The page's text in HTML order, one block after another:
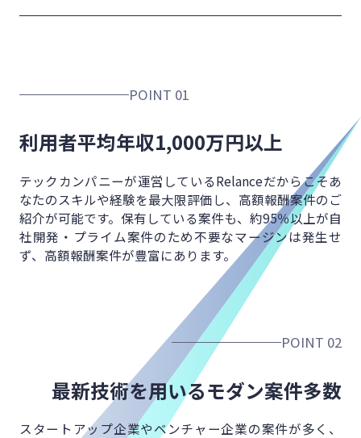
POINT 01
利用者平均年収1,000万円以上
テックカンパニーが運営しているRelanceだからこそあ
なたのスキルや経験を最大限評価し、 高額報酬案件のご
紹介が可能です。 保有している案件も、約95％以上が自
社開発・プライム案件のため不要なマージンは発生せ
ず、 高額報酬案件が豊富にあります。
POINT 02
最新技術を用いるモダン案件多数
スタートアップ企業やベンチャー企業の案件が多く、